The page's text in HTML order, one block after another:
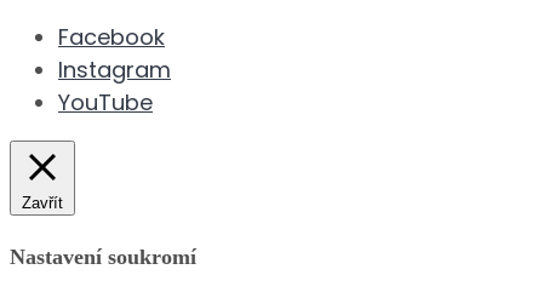
Facebook
Instagram
YouTube
Zavřít
Nastavení soukromí